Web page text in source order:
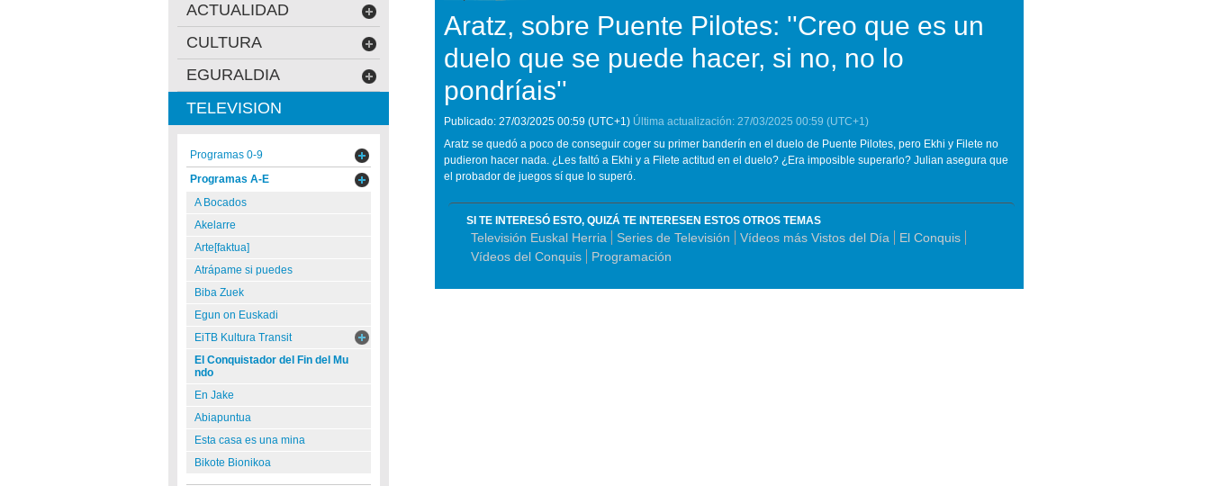
Aratz, sobre Puente Pilotes: ''Creo que es un
duelo que se puede hacer, si no, no lo
pondríais''
Publicado: 27/03/2025 00:59 (UTC+1) Última actualización: 27/03/2025 00:59 (UTC+1)
Aratz se quedó a poco de conseguir coger su primer banderín en el duelo de Puente Pilotes, pero Ekhi y Filete no
pudieron hacer nada. ¿Les faltó a Ekhi y a Filete actitud en el duelo? ¿Era imposible superarlo? Julian asegura que
el probador de juegos sí que lo superó.
SI TE INTERESÓ ESTO, QUIZÁ TE INTERESEN ESTOS OTROS TEMAS
Televisión Euskal Herria Series de Televisión Vídeos más Vistos del Día
El Conquis
Vídeos del Conquis
Programación
ACTUALIDAD
CULTURA
EGURALDIA
TELEVISION
Programas 0-9
Programas A-E
A Bocados
Akelarre
Arte[faktua]
Atrápame si puedes
Biba Zuek
Egun on Euskadi
EiTB Kultura Transit
El Conquistador del Fin del Mu
ndo
En Jake
Abiapuntua
Esta casa es una mina
Bikote Bionikoa